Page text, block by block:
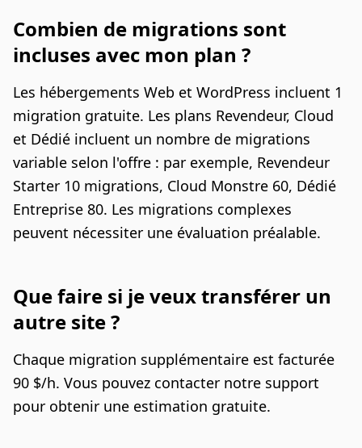
Combien de migrations sont
incluses avec mon plan ?
Les hébergements Web et WordPress incluent 1
migration gratuite. Les plans Revendeur, Cloud
et Dédié incluent un nombre de migrations
variable selon l'offre : par exemple, Revendeur
Starter 10 migrations, Cloud Monstre 60, Dédié
Entreprise 80. Les migrations complexes
peuvent nécessiter une évaluation préalable.
Que faire si je veux transférer un
autre site ?
Chaque migration supplémentaire est facturée
90 $/h. Vous pouvez contacter notre support
pour obtenir une estimation gratuite.